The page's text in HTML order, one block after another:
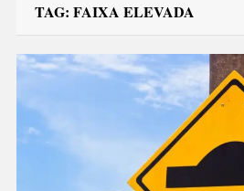
TAG: FAIXA ELEVADA